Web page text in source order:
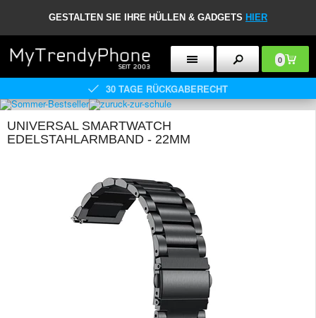
GESTALTEN SIE IHRE HÜLLEN & GADGETS HIER
0
30 TAGE RÜCKGABERECHT
UNIVERSAL SMARTWATCH
EDELSTAHLARMBAND - 22MM